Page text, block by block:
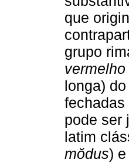
que
grupo
vermelho
longa)
fechadas
pode ser
latim
mŏdus) e